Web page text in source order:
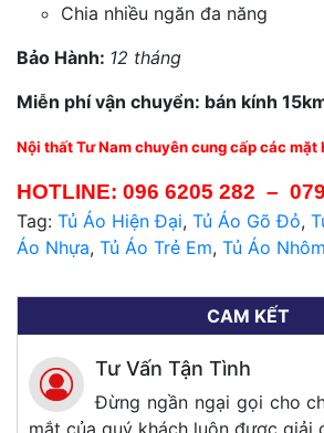
Chia nhiều ngăn đa năng
Bảo Hành: 12 tháng
Miễn phí vận chuyển: bán kính
Nội thất Tư Nam chuyên cung cấp các mặt
HOTLINE: 096 6205 282 –
Tag: Tủ Áo Hiện Đại, Tủ Áo Gõ Đỏ,
Áo Nhựa, Tủ Áo Trẻ Em, Tủ Áo Nhôm
CAM KẾT
Tư Vấn Tận Tình
Đừng ngần ngại gọi cho